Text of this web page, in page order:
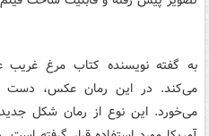
به گفته نویسنده کتاب مرغ غریب
می‌کند. در این رمان عکس، دست
می‌خورد. این نوع از رمان شکل